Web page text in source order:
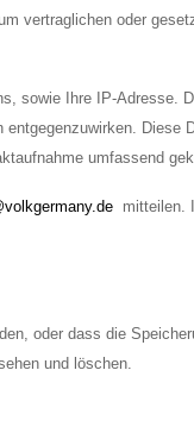
vertraglichen oder
sowie Ihre IP-Adresse.
Diese
umfassend
mitteilen.
oder dass die
und löschen.